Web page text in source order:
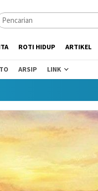
ROTI HIDUP ARTIKEL
ARSIP LINK